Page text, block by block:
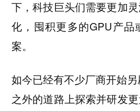
下，科技巨头们需要更加
化，囤积更多的GPU产品
案。
如今已经有不少厂商开始
之外的道路上探索并研发